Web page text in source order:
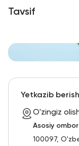
+998 71
Tavsif
Yetkazib
O'zingiz
Asosiy ombor
100097,